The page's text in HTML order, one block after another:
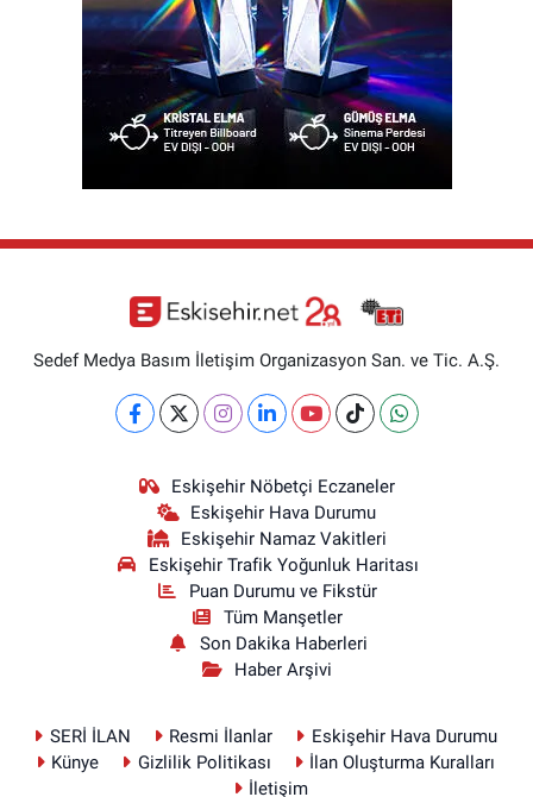
Sedef Medya Basım İletişim Organizasyon San. ve Tic. A.Ş.
Eskişehir Nöbetçi Eczaneler
Eskişehir Hava Durumu
Eskişehir Namaz Vakitleri
Eskişehir Trafik Yoğunluk Haritası
Puan Durumu ve Fikstür
Tüm Manşetler
Son Dakika Haberleri
Haber Arşivi
SERİ İLAN Resmi İlanlar
Eskişehir Hava Durumu
Künye
Gizlilik Politikası
İlan Oluşturma Kuralları
İletişim